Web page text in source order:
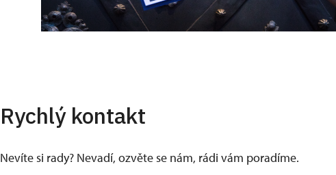
Rychlý kontakt
Nevíte si rady? Nevadí, ozvěte se nám, rádi vám poradíme.